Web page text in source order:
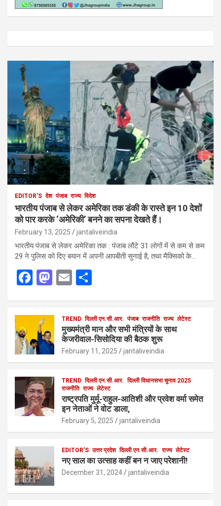
EDITOR'S देश पंजाब राज्य विदेश
भारतीय पंजाब से लेकर अमेरिका तक डंकी के रास्ते इन 10 देशों
को पार करके ‘अमेरिकी’ बनने का सपना देखते हैं।
February 13, 2025 jantaliveindia
भारतीय पंजाब से लेकर अमेरिका तक : पंजाब लौटे 31 लोगों में से कम से कम
29 ने पुलिस को दिए बयान में अपनी आपबीती सुनाई है, तथा मैक्सिको के…
F
b
o
o
k
M
d
o
n
E
e
TREND दिल्ली एन.सी.आर. पंजाब राजनीति राज्य लेटेस्ट
मुख्यमंत्री मान और सभी मंत्रियों के साथ
केजरीवाल-सिसोदिया की बैठक शुरू
February 11, 2025 jantaliveindia
TREND दिल्ली एन.सी.आर. दिल्ली विधानसभा चुनाव 2025
राजनीति राज्य लेटेस्ट
राष्ट्रपति मुर्मू-राहुल-आतिशी और प्रवेश वर्मा समेत
इन नेताओं ने वोट डाला,
February 5, 2025 jantaliveindia
EDITOR'S उत्तर प्रदेश दिल्ली एन.सी.आर. राज्य लेटेस्ट
नए साल का उत्साह कहीं बन न जाए परेशानी!
December 31, 2024 jantaliveindia